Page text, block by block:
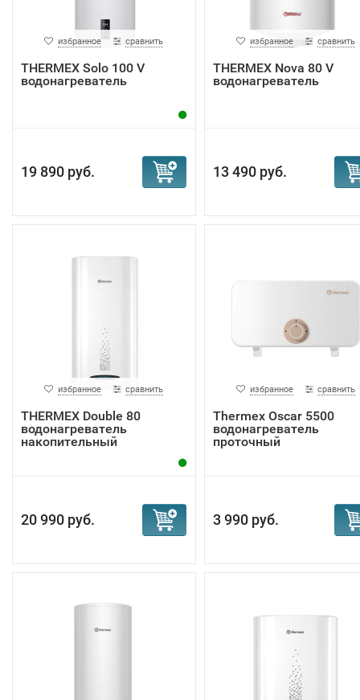
избранное сравнить
THERMEX Solo 100 V
водонагреватель
19 890 руб.
избранное сравнить
THERMEX Nova 80 V
водонагреватель
13 490 руб.
избранное сравнить
THERMEX Double 80
водонагреватель
накопительный
20 990 руб.
избранное сравнить
Thermex Oscar 5500
водонагреватель
проточный
3 990 руб.